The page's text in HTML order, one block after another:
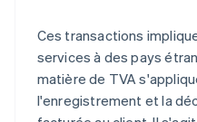
Ces transactions
services à des pays
matière de TVA
l'enregistrement et la